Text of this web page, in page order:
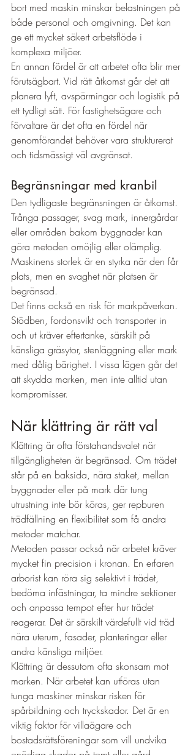
bort med maskin minskar belastningen på
både personal och omgivning. Det kan
ge ett mycket säkert arbetsflöde i
komplexa miljöer.
En annan fördel är att arbetet ofta blir mer
förutsägbart. Vid rätt åtkomst går det att
planera lyft, avspärrningar och logistik på
ett tydligt sätt. För fastighetsägare och
förvaltare är det ofta en fördel när
genomförandet behöver vara strukturerat
och tidsmässigt väl avgränsat.
Begränsningar med kranbil
Den tydligaste begränsningen är åtkomst.
Trånga passager, svag mark, innergårdar
eller områden bakom byggnader kan
göra metoden omöjlig eller olämplig.
Maskinens storlek är en styrka när den får
plats, men en svaghet när platsen är
begränsad.
Det finns också en risk för markpåverkan.
Stödben, fordonsvikt och transporter in
och ut kräver eftertanke, särskilt på
känsliga gräsytor, stenläggning eller mark
med dålig bärighet. I vissa lägen går det
att skydda marken, men inte alltid utan
kompromisser.
När klättring är rätt val
Klättring är ofta förstahandsvalet när
tillgängligheten är begränsad. Om trädet
står på en baksida, nära staket, mellan
byggnader eller på mark där tung
utrustning inte bör köras, ger repburen
trädfällning en flexibilitet som få andra
metoder matchar.
Metoden passar också när arbetet kräver
mycket fin precision i kronan. En erfaren
arborist kan röra sig selektivt i trädet,
bedöma infästningar, ta mindre sektioner
och anpassa tempot efter hur trädet
reagerar. Det är särskilt värdefullt vid träd
nära uterum, fasader, planteringar eller
andra känsliga miljöer.
Klättring är dessutom ofta skonsam mot
marken. När arbetet kan utföras utan
tunga maskiner minskar risken för
spårbildning och tryckskador. Det är en
viktig faktor för villaägare och
bostadsrättsföreningar som vill undvika